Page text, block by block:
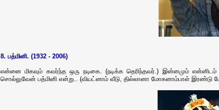
8. பத்மினி. (1932 - 2006)
என்னை மிகவும் கவர்ந்த ஒரு நடிகை. (நடிக்க தெரிந்தவர்.) இன்னமும்
சொல்லுவேன் பத்மினி என்று.. (வியட்னாம் வீடு, தில்லானா மோகனாம்பாள் இரண்டு